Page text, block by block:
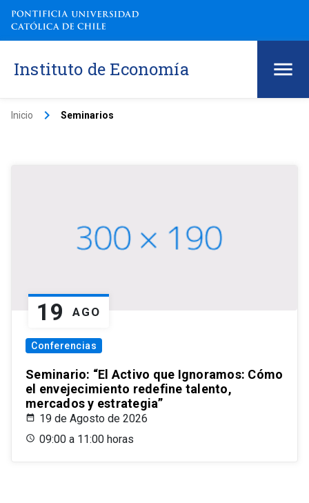
Instituto de Economía
Inicio keyboard_arrow_right Seminarios
19 AGO
Conferencias
Seminario: “El Activo que Ignoramos: Cómo
el envejecimiento redefine talento,
mercados y estrategia”
19 de Agosto de 2026
09:00 a 11:00 horas